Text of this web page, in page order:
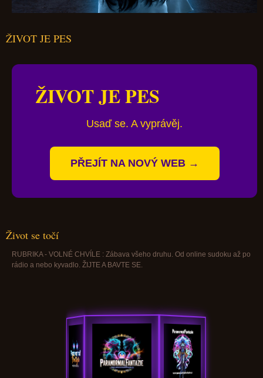
ŽIVOT JE PES
ŽIVOT JE PES
Usaď se. A vyprávěj.
PŘEJÍT NA NOVÝ WEB →
Život se točí
RUBRIKA - VOLNÉ CHVÍLE : Zábava všeho druhu. Od online sudoku až po
rádio a nebo kyvadlo. ŽIJTE A BAVTE SE.